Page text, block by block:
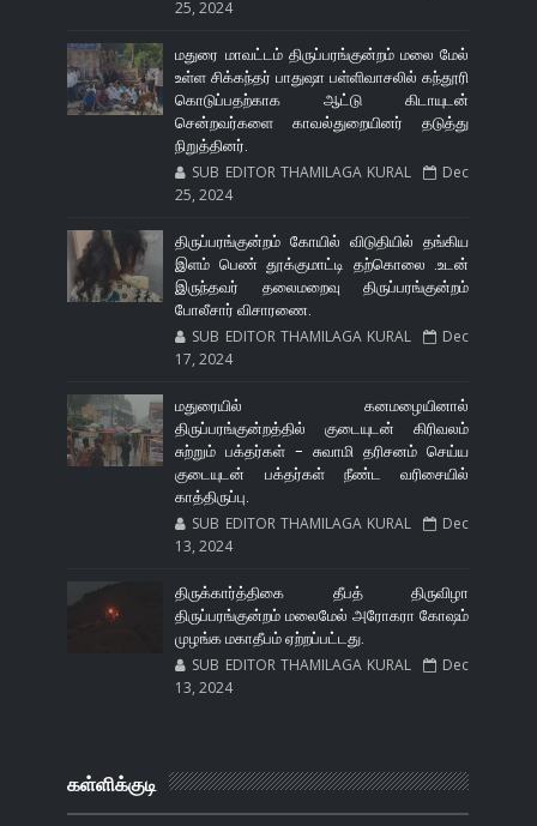
25, 2024
மதுரை மாவட்டம் திருப்பரங்குன்றம் மலை மேல்
உள்ள சிக்கந்தர் பாதுஷா பள்ளிவாசலில் கந்தூரி
கொடுப்பதற்காக ஆட்டு கிடாயுடன்
சென்றவர்களை காவல்துறையினர் தடுத்து
நிறுத்தினர்.
SUB EDITOR THAMILAGA KURAL
Dec
25, 2024
திருப்பரங்குன்றம் கோயில் விடுதியில் தங்கிய
இளம் பெண் தூக்குமாட்டி தற்கொலை .உடன்
இருந்தவர் தலைமறைவு திருப்பரங்குன்றம்
போலீசார் விசாரணை.
SUB EDITOR THAMILAGA KURAL
Dec
17, 2024
மதுரையில் கனமழையினால்
திருப்பரங்குன்றத்தில் குடையுடன் கிரிவலம்
சுற்றும் பக்தர்கள் - சுவாமி தரிசனம் செய்ய
குடையுடன் பக்தர்கள் நீண்ட வரிசையில்
காத்திருப்பு.
SUB EDITOR THAMILAGA KURAL
Dec
13, 2024
திருக்கார்த்திகை தீபத் திருவிழா
திருப்பரங்குன்றம் மலைமேல் அரோகரா கோஷம்
முழங்க மகாதீபம் ஏற்றப்பட்டது.
SUB EDITOR THAMILAGA KURAL
Dec
13, 2024
கள்ளிக்குடி